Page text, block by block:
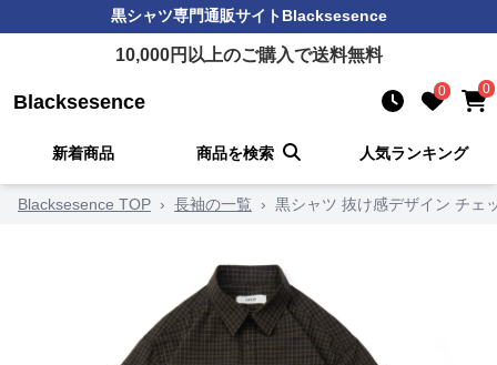
黒シャツ専門通販サイトBlacksesence
10,000円以上のご購入で送料無料
Blacksesence 0 0
新着商品 商品を検索 人気ランキング
Blacksesence TOP › 長袖の一覧 › 黒シャツ 抜け感デザイン チェ